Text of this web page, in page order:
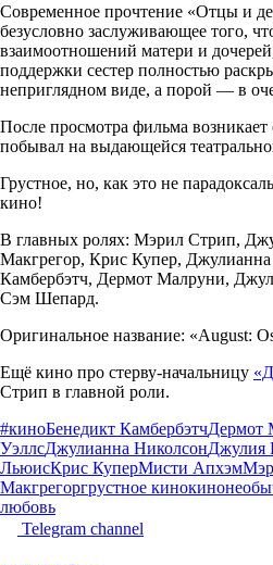
Современное прочтение «Отцы и
безусловно заслуживающее того,
взаимоотношений матери и
поддержки сестер полностью
неприглядном виде, а порой — в
После просмотра фильма возникает
побывал на выдающейся
Грустное, но, как это не
кино!
В главных ролях: Мэрил Стрип,
Макгрегор, Крис Купер,
Камбербэтч, Дермот Малруни,
Сэм Шепард.
Оригинальное название: «August:
Ещё кино про стерву-начальницу
Стрип в главной роли.
#киноБенедикт КамбербэтчДермот
УэллсДжулианна НиколсонДжулия
ЛьюисКрис КуперМисти Апхэм
Макгрегоргрустное кинокино
любовь
Telegram channel